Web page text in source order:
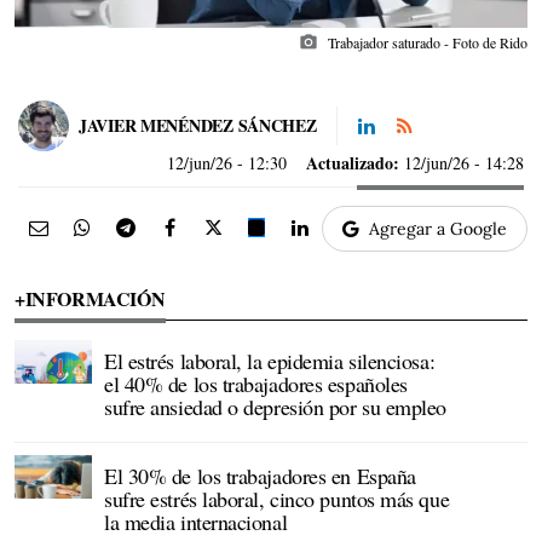
photo_camera Trabajador saturado - Foto de Rido
JAVIER MENÉNDEZ SÁNCHEZ
12/jun/26 - 12:30 Actualizado: 12/jun/26 - 14:28
Agregar a Google
+INFORMACIÓN
El estrés laboral, la epidemia silenciosa:
el 40% de los trabajadores españoles
sufre ansiedad o depresión por su empleo
El 30% de los trabajadores en España
sufre estrés laboral, cinco puntos más que
la media internacional